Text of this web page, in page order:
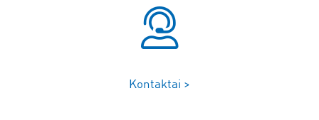
Kontaktai >